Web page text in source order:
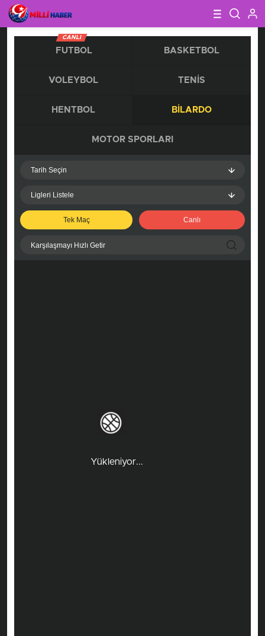
CANLI
FUTBOL BASKETBOL
VOLEYBOL TENIS
HENTBOL BILARDO
MOTOR SPORLARI
Tarih Seçin
Ligleri Listele
Tek Maç Canlı
Yükleniyor...